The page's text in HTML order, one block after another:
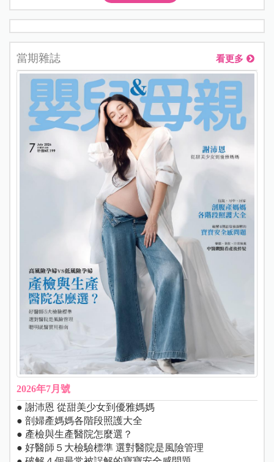
當期雜誌 看更多
2026年7月號
● 謝沛恩 從甜美少女到優雅媽媽
● 剖婦產媽媽各階段照護大全
● 產檢與生產醫院怎麼選？
● 好醫師５大檢驗標準 選對醫院是風險管理